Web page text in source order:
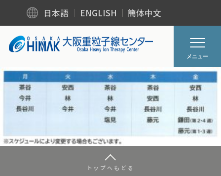
日本語 ENGLISH 簡体中文
メニュー
トップへもどる